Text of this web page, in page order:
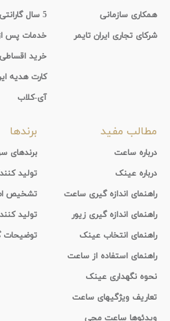
همکاری سازمانی
شرکای تجاری ایران تایمر
5 سال گارانتی ساعت مچی
خدمات پس
خرید
کارت هدیه
آی-کلاب
مطالب مفید
درباره ساعت
درباره عینک
راهنمای اندازه گیری ساعت
راهنمای اندازه گیری زیور
راهنمای انتخاب عینک
راهنمای استفاده از ساعت
نحوه نگهداری عینک
تعاریف ویژگیهای ساعت
ویدئوها ساعت مچی
برندها
برندهای
تولید
تشخیص
تولید
توضیحات